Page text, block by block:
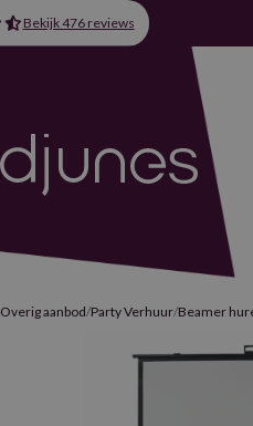
Bekijk 476 reviews
Overig aanbod/Party Verhuur/Beamer